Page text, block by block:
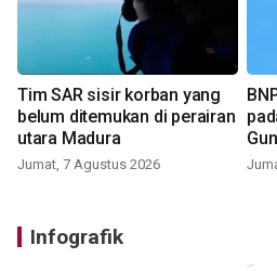
Tim SAR sisir korban yang
belum ditemukan di perairan
utara Madura
Jumat, 7 Agustus 2026
Infografik